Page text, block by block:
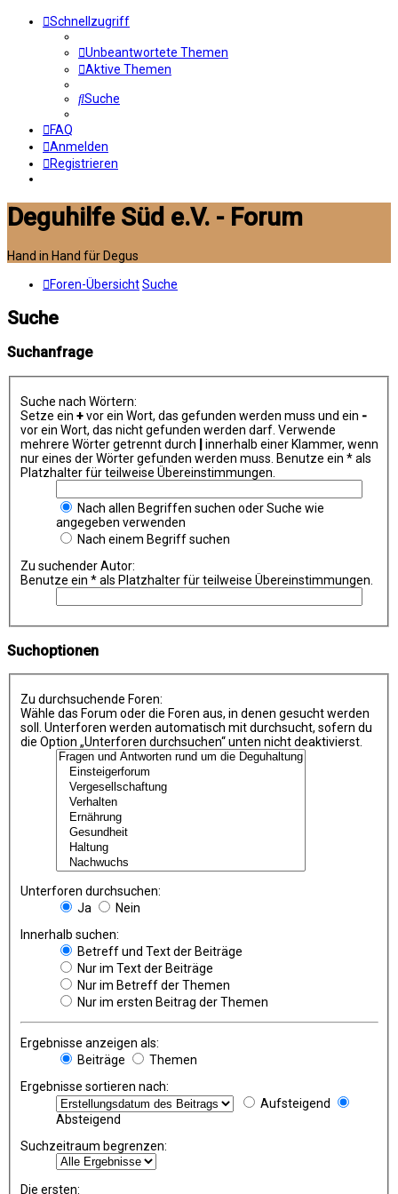
Schnellzugriff
Unbeantwortete Themen
Aktive Themen
Suche
FAQ
Anmelden
Registrieren
Deguhilfe Süd e.V. - Forum
Hand in Hand für Degus
Foren-ÜbersichtSuche
Suche
Suchanfrage
Suche nach Wörtern:
Setze ein +vor ein Wort, das gefunden werden muss und ein -
vor ein Wort, das nicht gefunden werden darf. Verwende
mehrere Wörter getrennt durch
innerhalb einer Klammer, wenn
nur eines der Wörter gefunden werden muss. Benutze ein * als
Platzhalter für teilweise Übereinstimmungen.
Nach allen Begriffen suchen oder Suche wie
angegeben verwenden
Nach einem Begriff suchen
Zu suchender Autor:
Benutze ein * als Platzhalter für teilweise Übereinstimmungen.
Suchoptionen
Zu durchsuchende Foren:
Wähle das Forum oder die Foren aus, in denen gesucht werden
soll. Unterforen werden automatisch mit durchsucht, sofern du
die Option „Unterforen durchsuchen“ unten nicht deaktivierst.
Unterforen durchsuchen:
Ja
Nein
Innerhalb suchen:
Betreff und Text der Beiträge
Nur im Text der Beiträge
Nur im Betreff der Themen
Nur im ersten Beitrag der Themen
Ergebnisse anzeigen als:
Beiträge
Themen
Ergebnisse sortieren nach:
Aufsteigend
Absteigend
Suchzeitraum begrenzen:
Die ersten: